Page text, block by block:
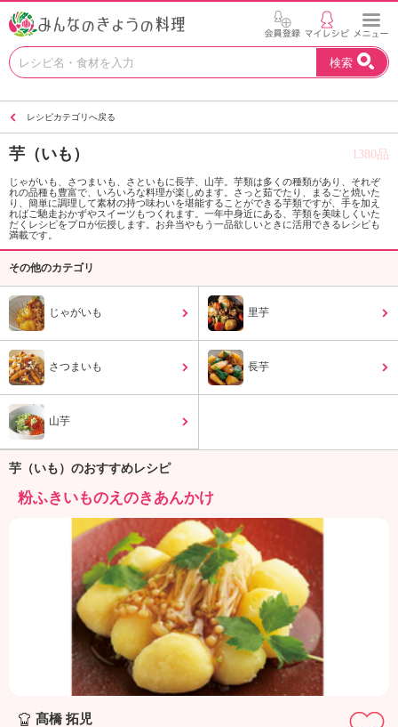
お
い
を
見
つ
け
よ
。
K
エ
ケ
ナ
「
み
ん
な
の
き
ょ
う
の
料
検索
レシピカテゴリへ戻る
芋（いも） 1380品
じゃがいも、さつまいも、さといもに長芋、山芋。芋類は多くの種類があり、それぞ
れの品種も豊富で、いろいろな料理が楽しめます。さっと茹でたり、まるごと焼いた
り、簡単に調理して素材の持つ味わいを堪能することができる芋類ですが、手を加え
ればご馳走おかずやスイーツもつくれます。一年中身近にある、芋類を美味しくいた
だくレシピをプロが伝授します。お弁当やもう一品欲しいときに活用できるレシピも
満載です。
その他のカテゴリ
じゃがいも 里芋
さつまいも 長芋
山芋
芋（いも）のおすすめレシピ
粉ふきいものえのきあんかけ
髙橋 拓児